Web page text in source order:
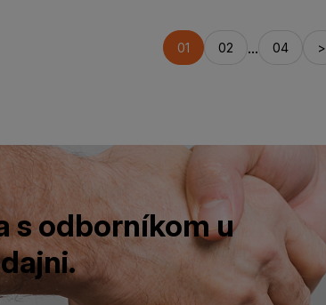
01 02 ... 04 >
s odborníkom u